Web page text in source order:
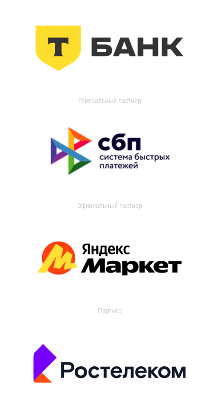
Генеральный партнер
Официальный партнер
Партнер